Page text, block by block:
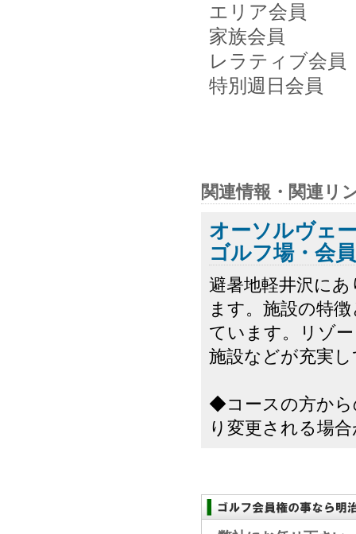
エリア会員
家族会員
レラティブ会
特別週日会員
関連情報・関連リ
オーソルヴェ
ゴルフ場・会
避暑地軽井沢に
ます。施設の特
ています。リゾ
施設などが充実
◆コースの方から
り変更される場